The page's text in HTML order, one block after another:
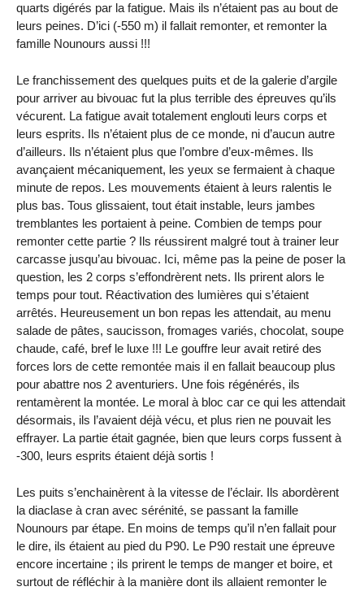
quarts digérés par la fatigue. Mais ils n’étaient pas au bout de
leurs peines. D’ici (-550 m) il fallait remonter, et remonter la
famille Nounours aussi !!!
Le franchissement des quelques puits et de la galerie d’argile
pour arriver au bivouac fut la plus terrible des épreuves qu’ils
vécurent. La fatigue avait totalement englouti leurs corps et
leurs esprits. Ils n’étaient plus de ce monde, ni d’aucun autre
d’ailleurs. Ils n’étaient plus que l’ombre d’eux-mêmes. Ils
avançaient mécaniquement, les yeux se fermaient à chaque
minute de repos. Les mouvements étaient à leurs ralentis le
plus bas. Tous glissaient, tout était instable, leurs jambes
tremblantes les portaient à peine. Combien de temps pour
remonter cette partie ? Ils réussirent malgré tout à trainer leur
carcasse jusqu’au bivouac. Ici, même pas la peine de poser la
question, les 2 corps s’effondrèrent nets. Ils prirent alors le
temps pour tout. Réactivation des lumières qui s’étaient
arrêtés. Heureusement un bon repas les attendait, au menu
salade de pâtes, saucisson, fromages variés, chocolat, soupe
chaude, café, bref le luxe !!! Le gouffre leur avait retiré des
forces lors de cette remontée mais il en fallait beaucoup plus
pour abattre nos 2 aventuriers. Une fois régénérés, ils
rentamèrent la montée. Le moral à bloc car ce qui les attendait
désormais, ils l’avaient déjà vécu, et plus rien ne pouvait les
effrayer. La partie était gagnée, bien que leurs corps fussent à
-300, leurs esprits étaient déjà sortis !
Les puits s’enchainèrent à la vitesse de l’éclair. Ils abordèrent
la diaclase à cran avec sérénité, se passant la famille
Nounours par étape. En moins de temps qu’il n’en fallait pour
le dire, ils étaient au pied du P90. Le P90 restait une épreuve
encore incertaine ; ils prirent le temps de manger et boire, et
surtout de réfléchir à la manière dont ils allaient remonter le